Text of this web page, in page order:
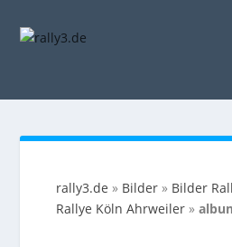
rally3.de » Bilder » Bilder
Rallye Köln Ahrweiler »